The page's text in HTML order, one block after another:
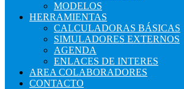
MODELOS
HERRAMIENTAS
CALCULADORAS BÁSICAS
SIMULADORES EXTERNOS
AGENDA
ENLACES DE INTERES
AREA COLABORADORES
CONTACTO